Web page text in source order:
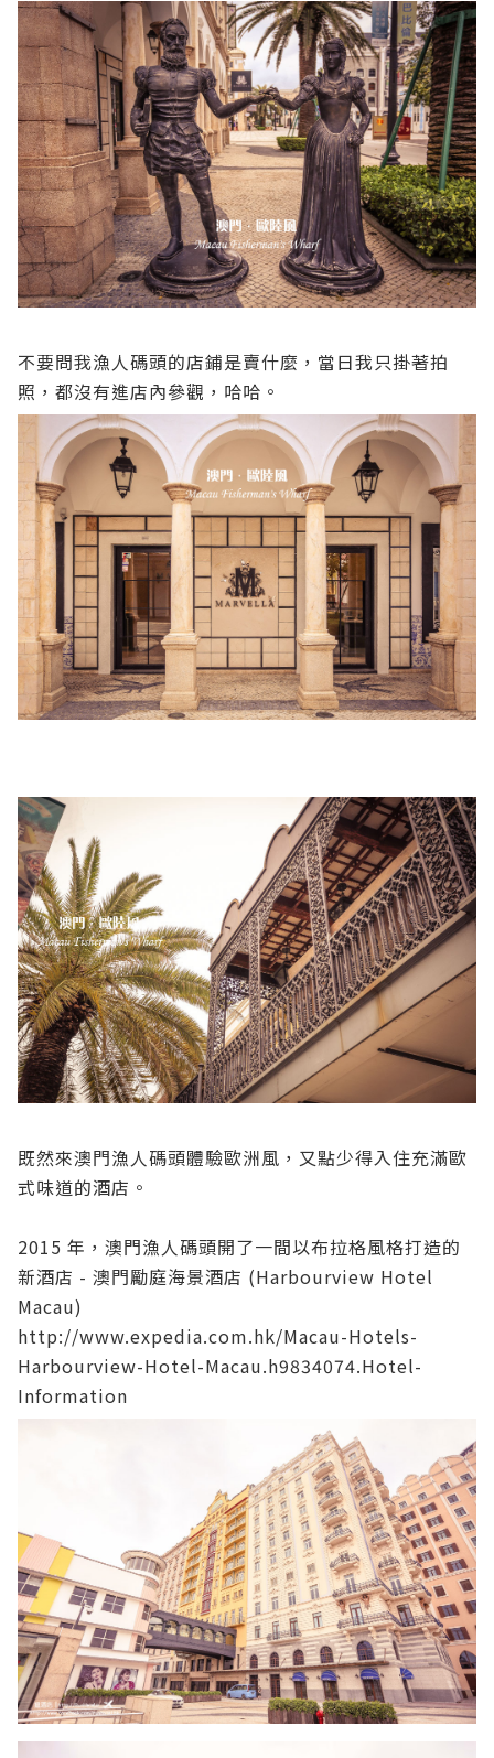
不要問我漁人碼頭的店鋪是賣什麼，當日我只掛著拍
照，都沒有進店內參觀，哈哈。
既然來澳門漁人碼頭體驗歐洲風，又點少得入住充滿歐
式味道的酒店。
2015 年，澳門漁人碼頭開了一間以布拉格風格打造的
新酒店 - 澳門勵庭海景酒店 (Harbourview Hotel
Macau)
http://www.expedia.com.hk/Macau-Hotels-
Harbourview-Hotel-Macau.h9834074.Hotel-
Information